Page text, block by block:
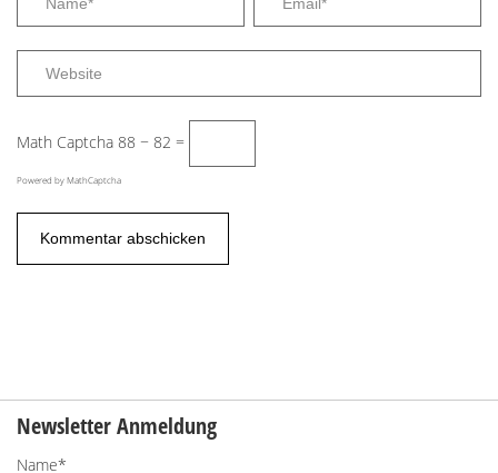
Math Captcha 88 − 82 =
Powered byMathCaptcha
Newsletter Anmeldung
Name*